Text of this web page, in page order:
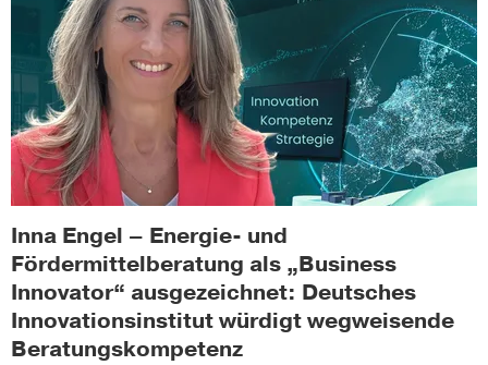
Inna Engel – Energie- und
Fördermittelberatung als „Business
Innovator“ ausgezeichnet: Deutsches
Innovationsinstitut würdigt wegweisende
Beratungskompetenz